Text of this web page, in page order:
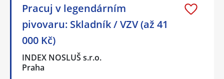
Pracuj v legendárním
pivovaru: Skladník / VZV (až 41
000 Kč)
INDEX NOSLUŠ s.r.o.
Praha